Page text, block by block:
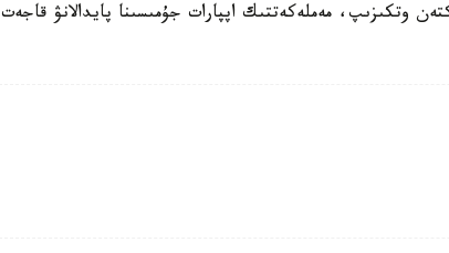
وتكىزىپ، مەملەكەتتىك اپپارات جۇمىسىنا پايدالانۋ قاجەت